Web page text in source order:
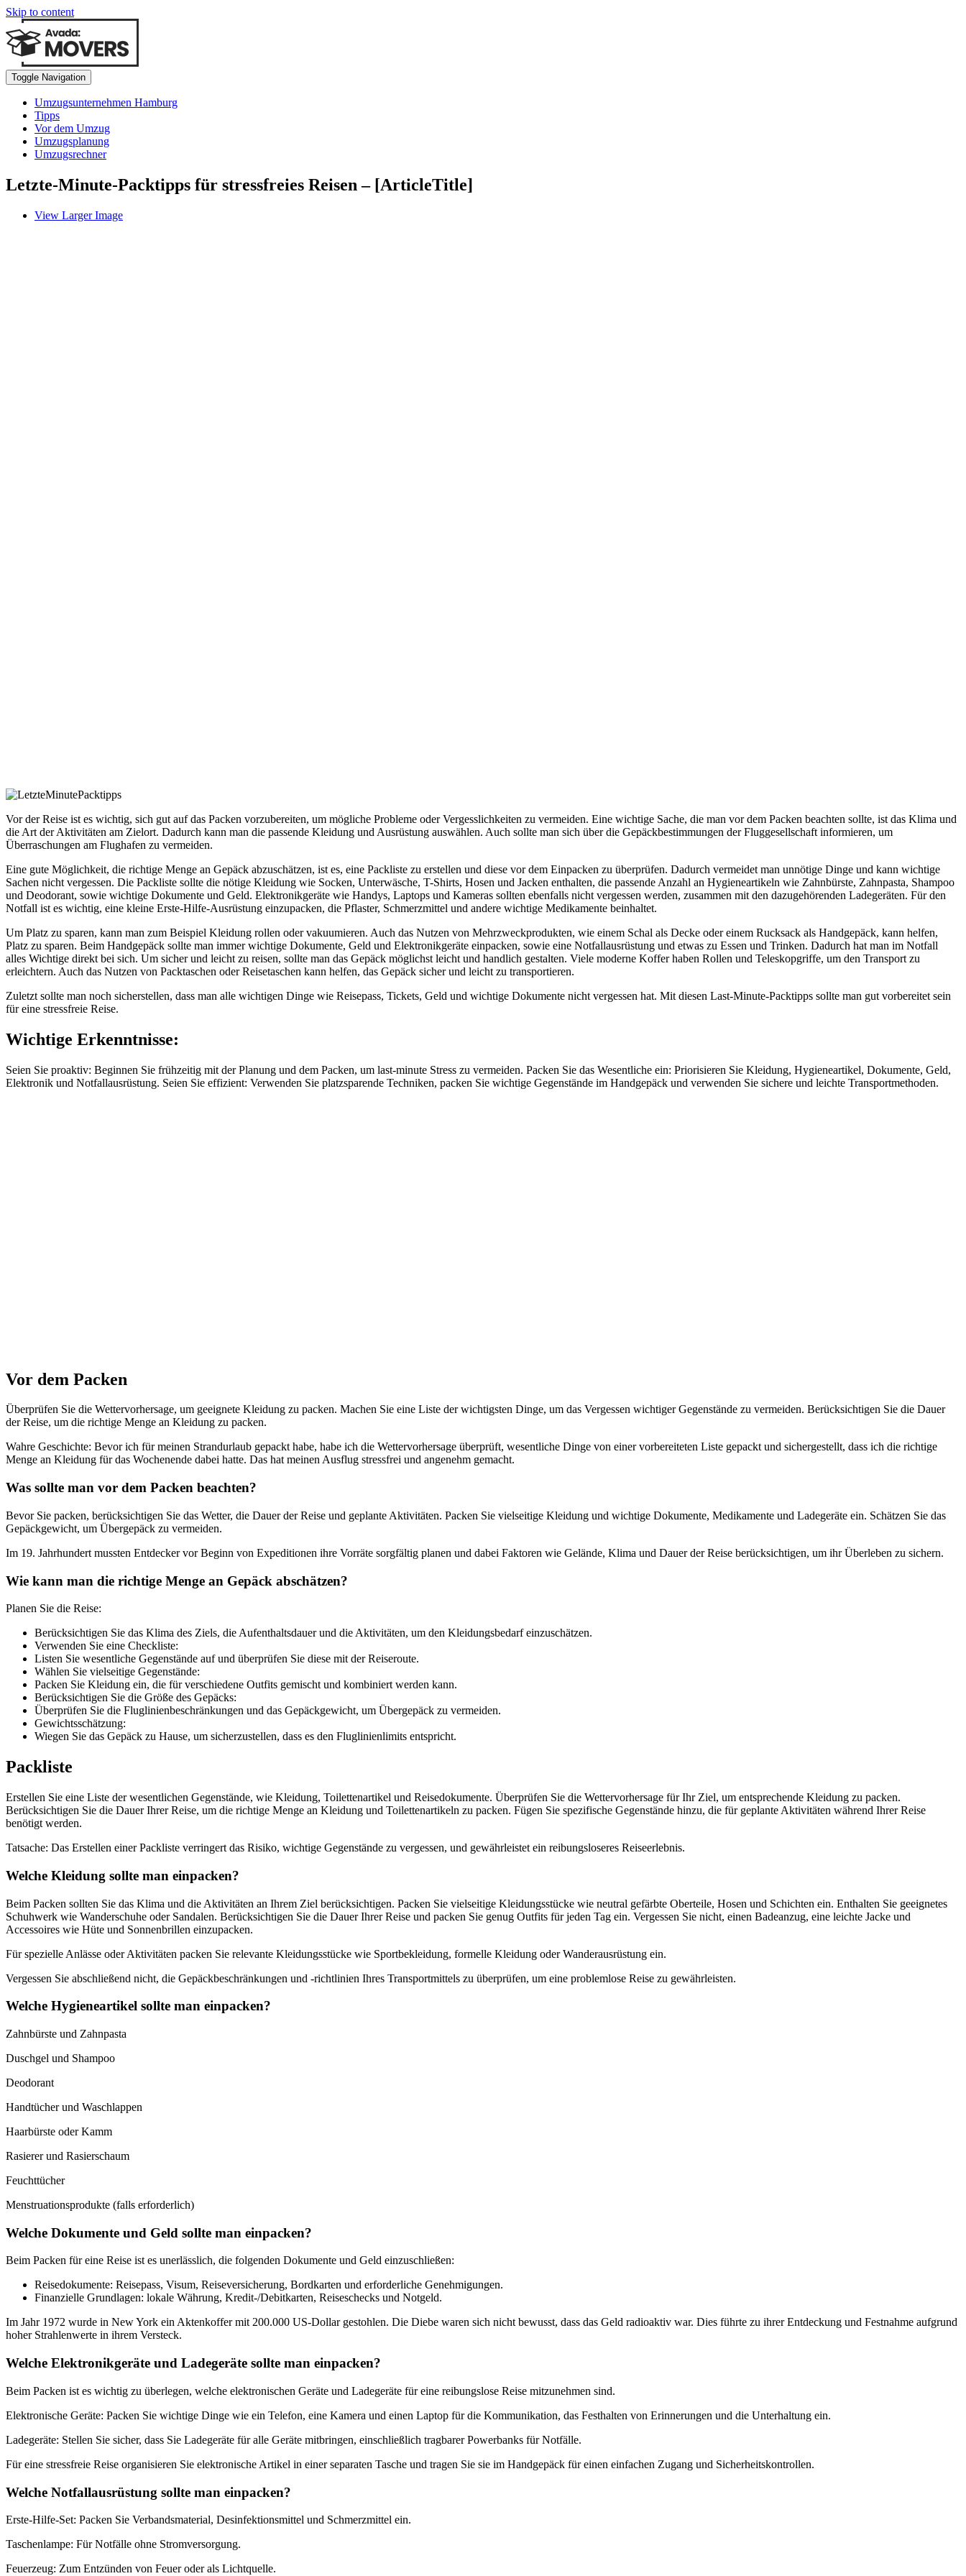
Skip to content
Toggle Navigation
Umzugsunternehmen Hamburg
Tipps
Vor dem Umzug
Umzugsplanung
Umzugsrechner
Letzte-Minute-Packtipps für stressfreies Reisen – [ArticleTitle]
View Larger Image
Vor der Reise ist es wichtig, sich gut auf das Packen vorzubereiten, um mögliche Probleme oder Vergesslichkeiten zu vermeiden. Eine wichtige Sache, die man vor dem Packen beachten sollte, ist das Klima und
die Art der Aktivitäten am Zielort. Dadurch kann man die passende Kleidung und Ausrüstung auswählen. Auch sollte man sich über die Gepäckbestimmungen der Fluggesellschaft informieren, um
Überraschungen am Flughafen zu vermeiden.
Eine gute Möglichkeit, die richtige Menge an Gepäck abzuschätzen, ist es, eine Packliste zu erstellen und diese vor dem Einpacken zu überprüfen. Dadurch vermeidet man unnötige Dinge und kann wichtige
Sachen nicht vergessen. Die Packliste sollte die nötige Kleidung wie Socken, Unterwäsche, T-Shirts, Hosen und Jacken enthalten, die passende Anzahl an Hygieneartikeln wie Zahnbürste, Zahnpasta, Shampoo
und Deodorant, sowie wichtige Dokumente und Geld. Elektronikgeräte wie Handys, Laptops und Kameras sollten ebenfalls nicht vergessen werden, zusammen mit den dazugehörenden Ladegeräten. Für den
Notfall ist es wichtig, eine kleine Erste-Hilfe-Ausrüstung einzupacken, die Pflaster, Schmerzmittel und andere wichtige Medikamente beinhaltet.
Um Platz zu sparen, kann man zum Beispiel Kleidung rollen oder vakuumieren. Auch das Nutzen von Mehrzweckprodukten, wie einem Schal als Decke oder einem Rucksack als Handgepäck, kann helfen,
Platz zu sparen. Beim Handgepäck sollte man immer wichtige Dokumente, Geld und Elektronikgeräte einpacken, sowie eine Notfallausrüstung und etwas zu Essen und Trinken. Dadurch hat man im Notfall
alles Wichtige direkt bei sich. Um sicher und leicht zu reisen, sollte man das Gepäck möglichst leicht und handlich gestalten. Viele moderne Koffer haben Rollen und Teleskopgriffe, um den Transport zu
erleichtern. Auch das Nutzen von Packtaschen oder Reisetaschen kann helfen, das Gepäck sicher und leicht zu transportieren.
Zuletzt sollte man noch sicherstellen, dass man alle wichtigen Dinge wie Reisepass, Tickets, Geld und wichtige Dokumente nicht vergessen hat. Mit diesen Last-Minute-Packtipps sollte man gut vorbereitet sein
für eine stressfreie Reise.
Wichtige Erkenntnisse:
Seien Sie proaktiv: Beginnen Sie frühzeitig mit der Planung und dem Packen, um last-minute Stress zu vermeiden. Packen Sie das Wesentliche ein: Priorisieren Sie Kleidung, Hygieneartikel, Dokumente, Geld,
Elektronik und Notfallausrüstung. Seien Sie effizient: Verwenden Sie platzsparende Techniken, packen Sie wichtige Gegenstände im Handgepäck und verwenden Sie sichere und leichte Transportmethoden.
Vor dem Packen
Überprüfen Sie die Wettervorhersage, um geeignete Kleidung zu packen. Machen Sie eine Liste der wichtigsten Dinge, um das Vergessen wichtiger Gegenstände zu vermeiden. Berücksichtigen Sie die Dauer
der Reise, um die richtige Menge an Kleidung zu packen.
Wahre Geschichte: Bevor ich für meinen Strandurlaub gepackt habe, habe ich die Wettervorhersage überprüft, wesentliche Dinge von einer vorbereiteten Liste gepackt und sichergestellt, dass ich die richtige
Menge an Kleidung für das Wochenende dabei hatte. Das hat meinen Ausflug stressfrei und angenehm gemacht.
Was sollte man vor dem Packen beachten?
Bevor Sie packen, berücksichtigen Sie das Wetter, die Dauer der Reise und geplante Aktivitäten. Packen Sie vielseitige Kleidung und wichtige Dokumente, Medikamente und Ladegeräte ein. Schätzen Sie das
Gepäckgewicht, um Übergepäck zu vermeiden.
Im 19. Jahrhundert mussten Entdecker vor Beginn von Expeditionen ihre Vorräte sorgfältig planen und dabei Faktoren wie Gelände, Klima und Dauer der Reise berücksichtigen, um ihr Überleben zu sichern.
Wie kann man die richtige Menge an Gepäck abschätzen?
Planen Sie die Reise:
Berücksichtigen Sie das Klima des Ziels, die Aufenthaltsdauer und die Aktivitäten, um den Kleidungsbedarf einzuschätzen.
Verwenden Sie eine Checkliste:
Listen Sie wesentliche Gegenstände auf und überprüfen Sie diese mit der Reiseroute.
Wählen Sie vielseitige Gegenstände:
Packen Sie Kleidung ein, die für verschiedene Outfits gemischt und kombiniert werden kann.
Berücksichtigen Sie die Größe des Gepäcks:
Überprüfen Sie die Fluglinienbeschränkungen und das Gepäckgewicht, um Übergepäck zu vermeiden.
Gewichtsschätzung:
Wiegen Sie das Gepäck zu Hause, um sicherzustellen, dass es den Fluglinienlimits entspricht.
Packliste
Erstellen Sie eine Liste der wesentlichen Gegenstände, wie Kleidung, Toilettenartikel und Reisedokumente. Überprüfen Sie die Wettervorhersage für Ihr Ziel, um entsprechende Kleidung zu packen.
Berücksichtigen Sie die Dauer Ihrer Reise, um die richtige Menge an Kleidung und Toilettenartikeln zu packen. Fügen Sie spezifische Gegenstände hinzu, die für geplante Aktivitäten während Ihrer Reise
benötigt werden.
Tatsache: Das Erstellen einer Packliste verringert das Risiko, wichtige Gegenstände zu vergessen, und gewährleistet ein reibungsloseres Reiseerlebnis.
Welche Kleidung sollte man einpacken?
Beim Packen sollten Sie das Klima und die Aktivitäten an Ihrem Ziel berücksichtigen. Packen Sie vielseitige Kleidungsstücke wie neutral gefärbte Oberteile, Hosen und Schichten ein. Enthalten Sie geeignetes
Schuhwerk wie Wanderschuhe oder Sandalen. Berücksichtigen Sie die Dauer Ihrer Reise und packen Sie genug Outfits für jeden Tag ein. Vergessen Sie nicht, einen Badeanzug, eine leichte Jacke und
Accessoires wie Hüte und Sonnenbrillen einzupacken.
Für spezielle Anlässe oder Aktivitäten packen Sie relevante Kleidungsstücke wie Sportbekleidung, formelle Kleidung oder Wanderausrüstung ein.
Vergessen Sie abschließend nicht, die Gepäckbeschränkungen und -richtlinien Ihres Transportmittels zu überprüfen, um eine problemlose Reise zu gewährleisten.
Welche Hygieneartikel sollte man einpacken?
Zahnbürste und Zahnpasta
Duschgel und Shampoo
Deodorant
Handtücher und Waschlappen
Haarbürste oder Kamm
Rasierer und Rasierschaum
Feuchttücher
Menstruationsprodukte (falls erforderlich)
Welche Dokumente und Geld sollte man einpacken?
Beim Packen für eine Reise ist es unerlässlich, die folgenden Dokumente und Geld einzuschließen:
Reisedokumente: Reisepass, Visum, Reiseversicherung, Bordkarten und erforderliche Genehmigungen.
Finanzielle Grundlagen: lokale Währung, Kredit-/Debitkarten, Reiseschecks und Notgeld.
Im Jahr 1972 wurde in New York ein Aktenkoffer mit 200.000 US-Dollar gestohlen. Die Diebe waren sich nicht bewusst, dass das Geld radioaktiv war. Dies führte zu ihrer Entdeckung und Festnahme aufgrund
hoher Strahlenwerte in ihrem Versteck.
Welche Elektronikgeräte und Ladegeräte sollte man einpacken?
Beim Packen ist es wichtig zu überlegen, welche elektronischen Geräte und Ladegeräte für eine reibungslose Reise mitzunehmen sind.
Elektronische Geräte: Packen Sie wichtige Dinge wie ein Telefon, eine Kamera und einen Laptop für die Kommunikation, das Festhalten von Erinnerungen und die Unterhaltung ein.
Ladegeräte: Stellen Sie sicher, dass Sie Ladegeräte für alle Geräte mitbringen, einschließlich tragbarer Powerbanks für Notfälle.
Für eine stressfreie Reise organisieren Sie elektronische Artikel in einer separaten Tasche und tragen Sie sie im Handgepäck für einen einfachen Zugang und Sicherheitskontrollen.
Welche Notfallausrüstung sollte man einpacken?
Erste-Hilfe-Set: Packen Sie Verbandsmaterial, Desinfektionsmittel und Schmerzmittel ein.
Taschenlampe: Für Notfälle ohne Stromversorgung.
Feuerzeug: Zum Entzünden von Feuer oder als Lichtquelle.